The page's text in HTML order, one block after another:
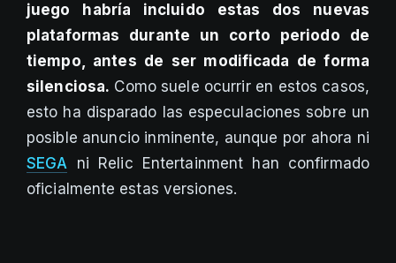
juego habría incluido estas dos nuevas
plataformas durante un corto periodo de
tiempo, antes de ser modificada de forma
silenciosa. Como suele ocurrir en estos casos,
esto ha disparado las especulaciones sobre un
posible anuncio inminente, aunque por ahora ni
SEGA ni Relic Entertainment han confirmado
oficialmente estas versiones.